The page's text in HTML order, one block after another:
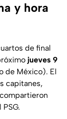
y hora
de final
jueves 9
de México). El
capitanes,